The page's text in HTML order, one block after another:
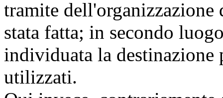
tramite dell'organizzazione
stata fatta; in secondo
individuata la destinazione
utilizzati.